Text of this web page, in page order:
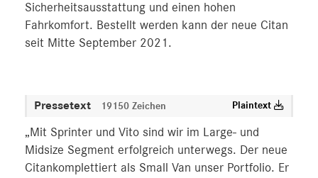
Sicherheitsausstattung und einen hohen
Fahrkomfort. Bestellt werden kann der neue Citan
seit Mitte September 2021.
Pressetext 19150 Zeichen Plaintext
„Mit Sprinter und Vito sind wir im Large- und
Midsize Segment erfolgreich unterwegs. Der neue
Citankomplettiert als Small Van unser Portfolio. Er